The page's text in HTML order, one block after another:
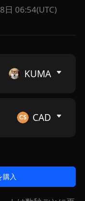
日 06:54(UTC)
KUMA
CAD
購入